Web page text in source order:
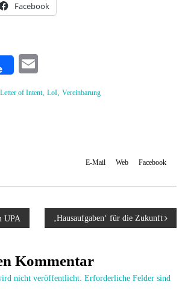
Facebook
E
ail
Letter of Intent, LoI, Vereinbarung
E-Mail] [ Web] [ Facebook]
UPA ‚Hausaufgaben‘ für die Zukunft
Kommentar
nicht veröffentlicht. Erforderliche Felder sind